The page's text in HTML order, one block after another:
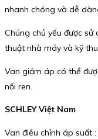
nhanh chóng và dễ
Chúng chủ yếu được
thuật nhà máy và kỹ
Van giảm áp có thể
nối ren.
SCHLEY Việt Nam
Van điều chỉnh áp suất